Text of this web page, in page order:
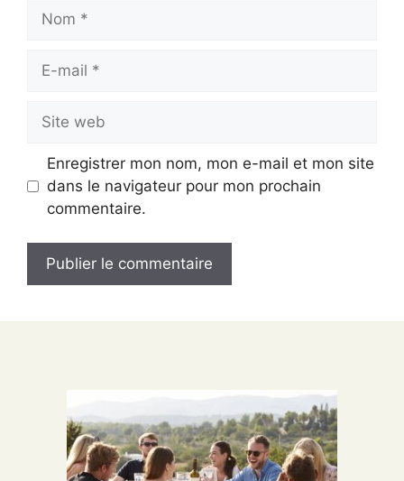
mail
web
Enregistrer mon nom, mon e-mail et mon site
dans le navigateur pour mon prochain
commentaire.